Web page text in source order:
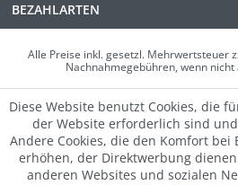
BEZAHLARTEN
Alle Preise inkl. gesetzl. Mehrwertsteuer
Nachnahmegebühren, wenn
Diese Website benutzt Cookies, die
der Website erforderlich sind
Andere Cookies, die den Komfort bei
erhöhen, der Direktwerbung
anderen Websites und sozialen